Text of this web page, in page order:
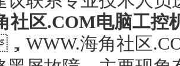
社区.COM电脑工控
海角社区